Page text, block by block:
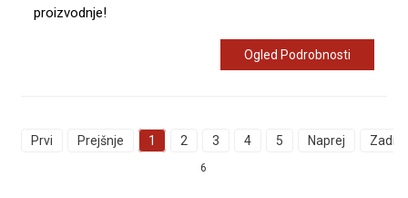
proizvodnje!
Ogled Podrobnosti
Prvi Prejšnje 1 2 3 4 5 Naprej Zadnji
6